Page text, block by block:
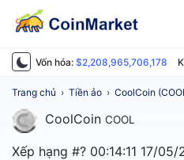
Vốn hóa: $2,208,965,706,178
Trang chủ › Tiền ảo › CoolCoin
CoolCoin COOL
Xếp hạng #? 00:14:11 17/05/